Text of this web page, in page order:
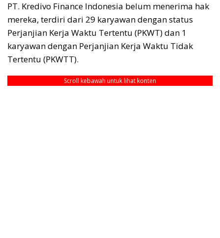
PT. Kredivo Finance Indonesia belum menerima hak
mereka, terdiri dari 29 karyawan dengan status
Perjanjian Kerja Waktu Tertentu (PKWT) dan 1
karyawan dengan Perjanjian Kerja Waktu Tidak
Tertentu (PKWTT).
Scroll kebawah untuk lihat konten